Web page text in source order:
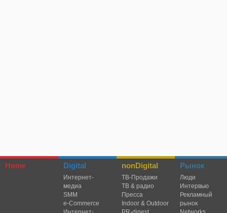
Home Digital
Интернет-
медиа
SMM
e-Commerce
nonDigital
TВ-Продажи
ТВ & радио
Пресса
Indoor & Outdoor
Рынок
Люди
Интервью
Рекламный
рынок